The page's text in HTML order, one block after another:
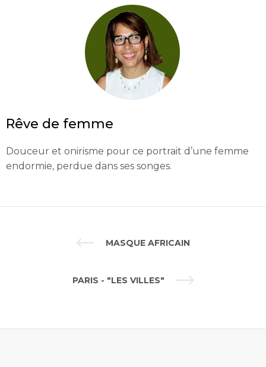
Rêve de femme
Douceur et onirisme pour ce portrait d’une femme
endormie, perdue dans ses songes.
MASQUE AFRICAIN
PARIS - "LES VILLES"